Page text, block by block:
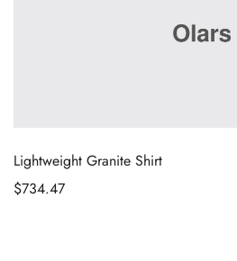
Lightweight Granite Shirt
$734.47